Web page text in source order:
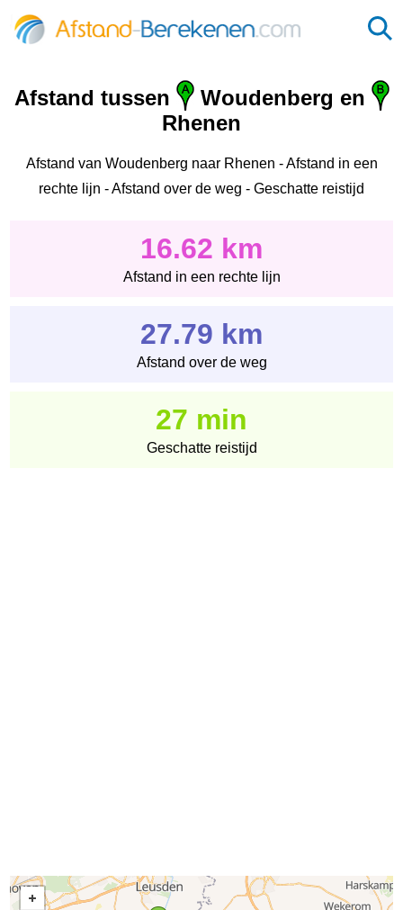
Afstand tussen
Woudenberg en
Rhenen
Afstand van Woudenberg naar Rhenen - Afstand in een
rechte lijn - Afstand over de weg - Geschatte reistijd
16.62 km
Afstand in een rechte lijn
27.79 km
Afstand over de weg
27 min
Geschatte reistijd